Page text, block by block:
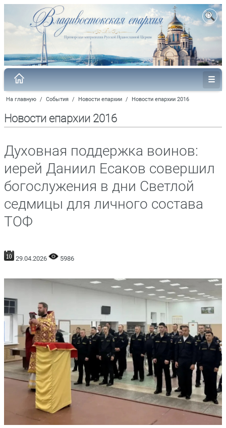
На главную / События / Новости епархии / Новости епархии 2016
Новости епархии 2016
Духовная поддержка воинов:
иерей Даниил Есаков совершил
богослужения в дни Светлой
седмицы для личного состава
ТОФ
29.04.2026 5986